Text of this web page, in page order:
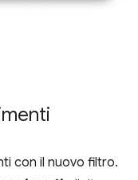
con il nuovo filtro.